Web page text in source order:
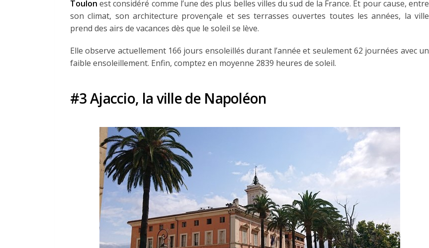
Toulon est considéré comme l’une des plus belles villes du sud de la France. Et pour cause, entre
son climat, son architecture provençale et ses terrasses ouvertes toutes les années, la ville
prend des airs de vacances dès que le soleil se lève.
Elle observe actuellement 166 jours ensoleillés durant l’année et seulement 62 journées avec un
faible ensoleillement. Enfin, comptez en moyenne 2839 heures de soleil.
#3 Ajaccio, la ville de Napoléon